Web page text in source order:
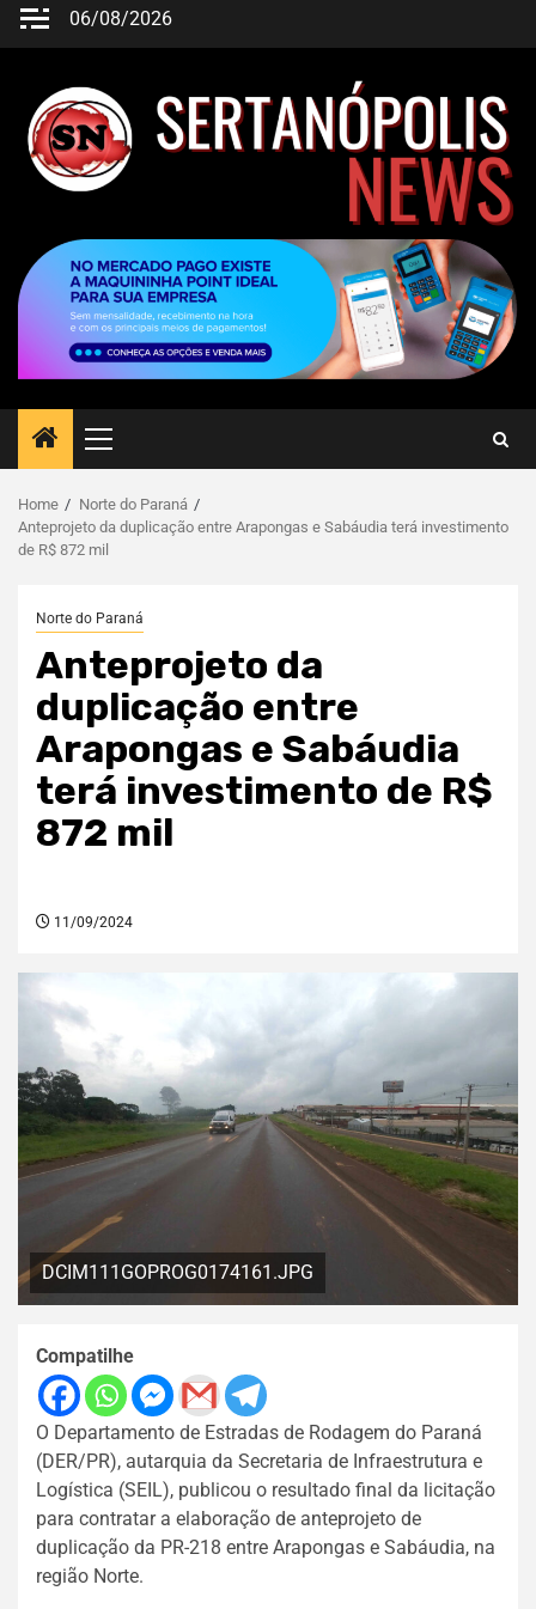
06/08/2026
Home
Norte do Paraná
Anteprojeto da duplicação entre Arapongas e Sabáudia terá investimento
de R$ 872 mil
Norte do Paraná
Anteprojeto da
duplicação entre
Arapongas e Sabáudia
terá investimento de R$
872 mil
11/09/2024
DCIM111GOPROG0174161.JPG
Compatilhe
O Departamento de Estradas de Rodagem do Paraná
(DER/PR), autarquia da Secretaria de Infraestrutura e
Logística (SEIL), publicou o resultado final da licitação
para contratar a elaboração de anteprojeto de
duplicação da PR-218 entre Arapongas e Sabáudia, na
região Norte.